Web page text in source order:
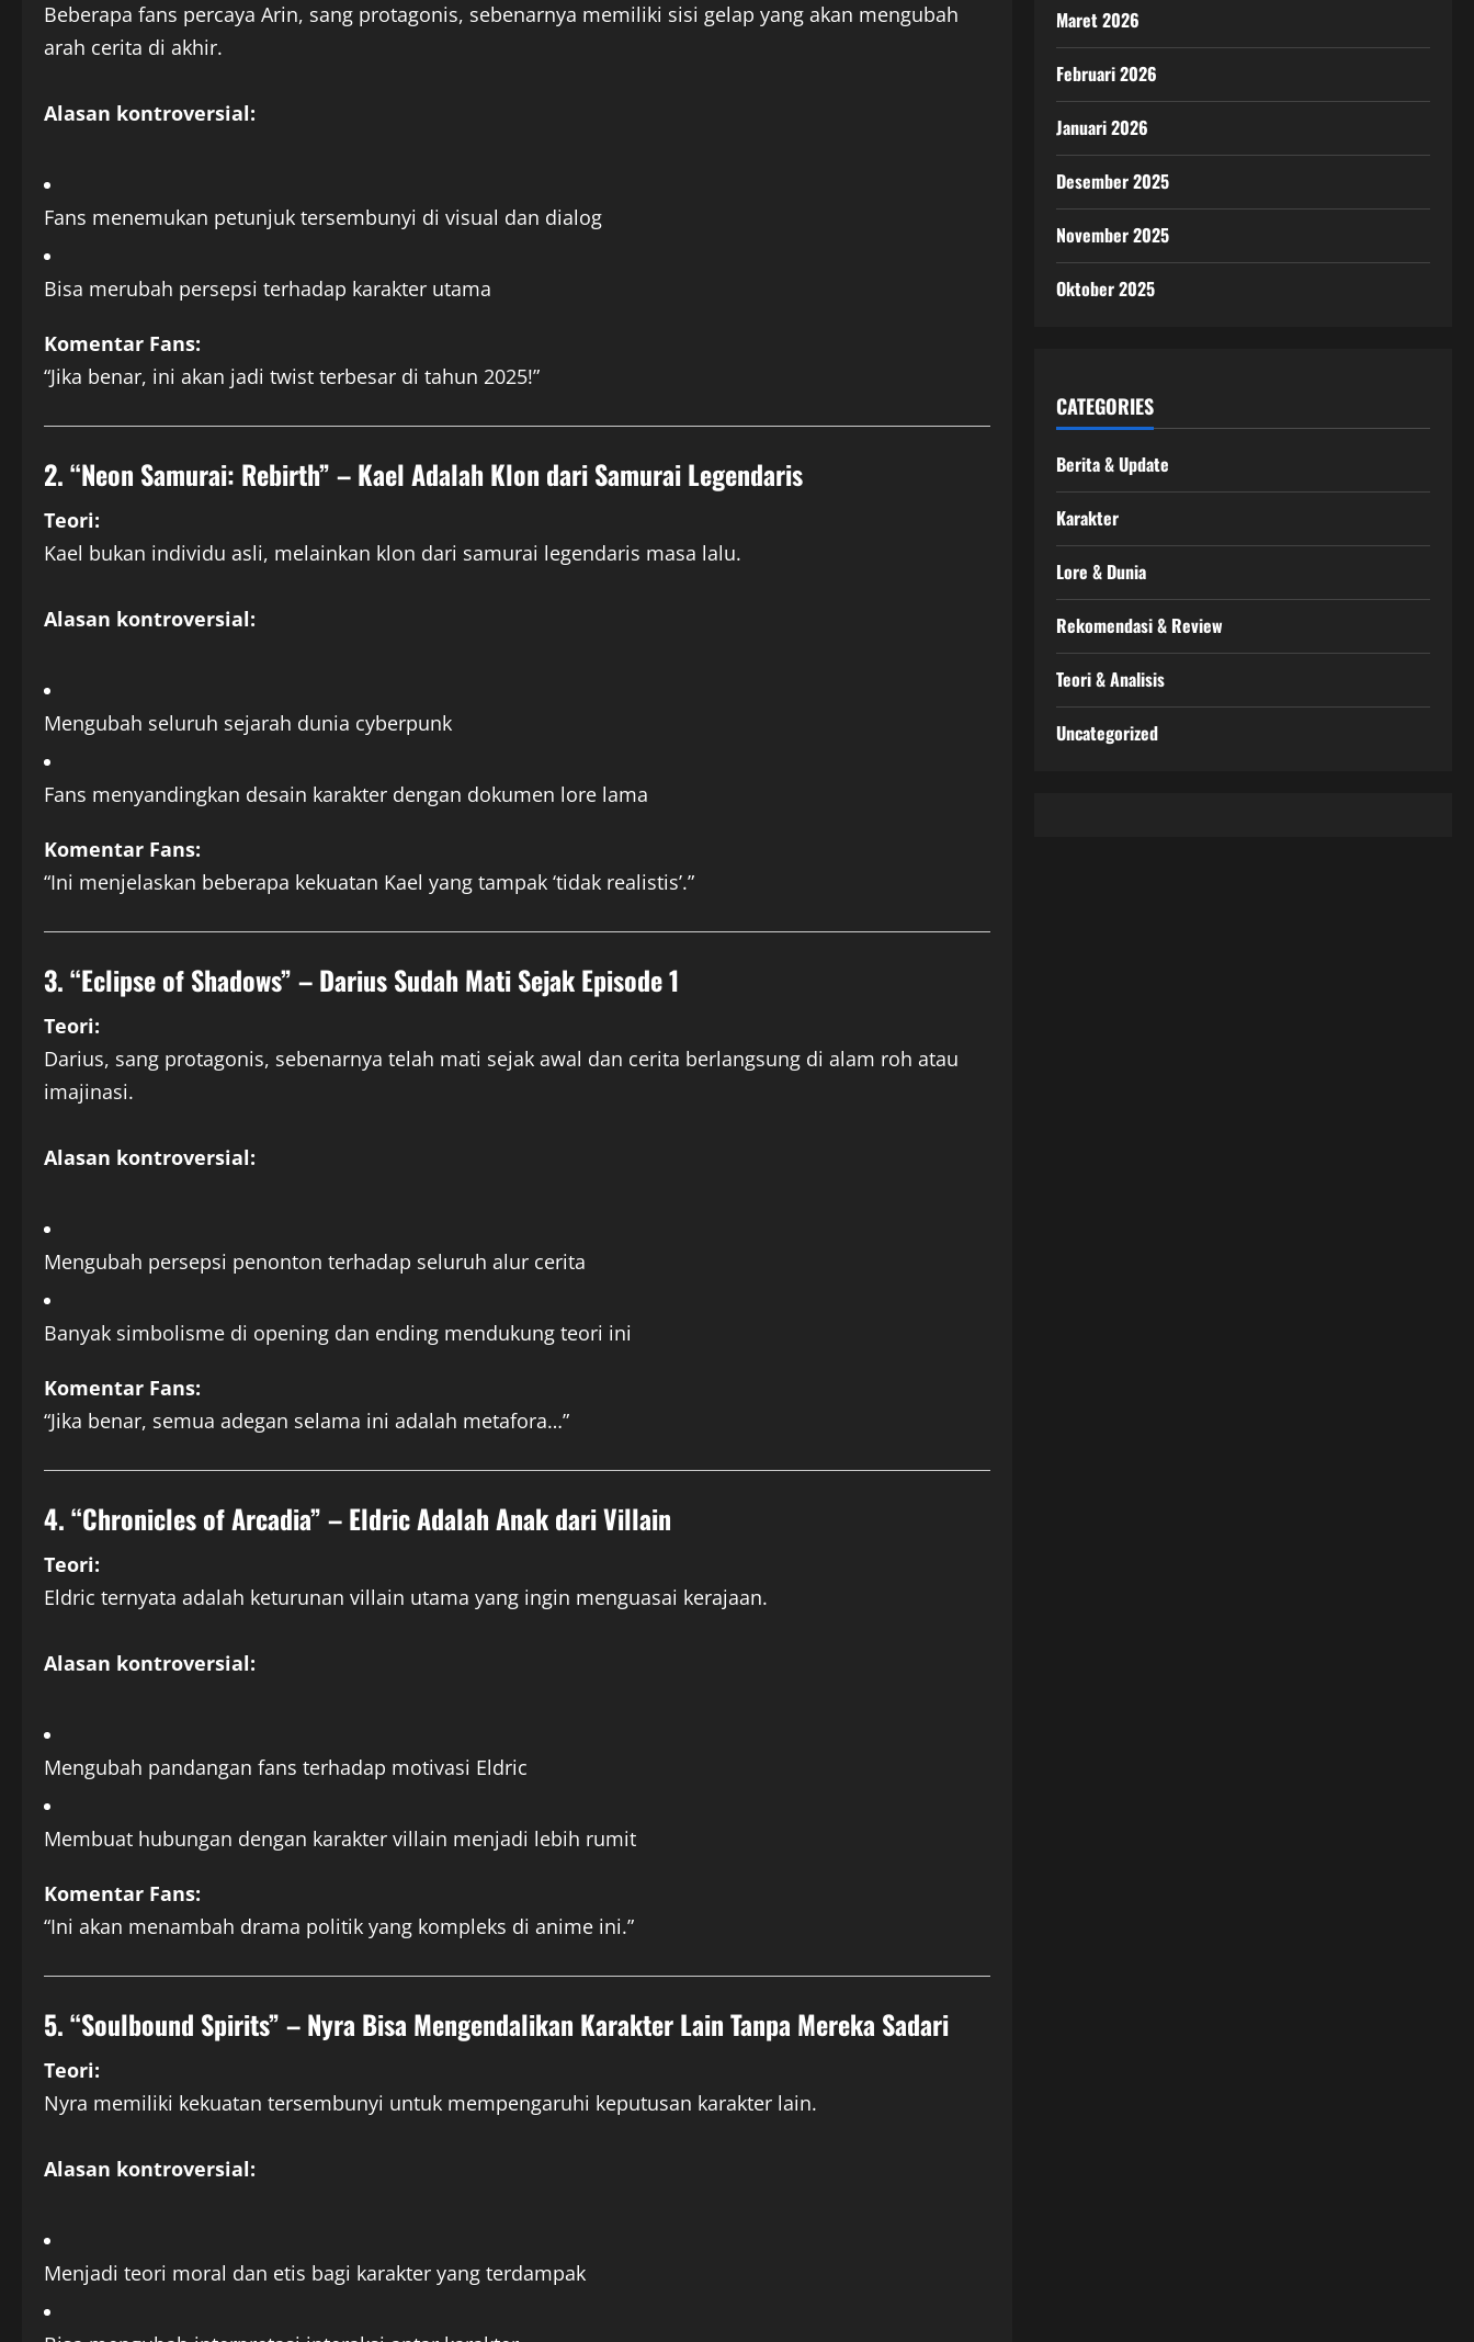
Beberapa fans percaya Arin, sang protagonis, sebenarnya memiliki sisi gelap yang akan mengubah
arah cerita di akhir.
Alasan kontroversial:
Fans menemukan petunjuk tersembunyi di visual dan dialog
Bisa merubah persepsi terhadap karakter utama
Komentar Fans:
“Jika benar, ini akan jadi twist terbesar di tahun 2025!”
2. “Neon Samurai: Rebirth” – Kael Adalah Klon dari Samurai Legendaris
Teori:
Kael bukan individu asli, melainkan klon dari samurai legendaris masa lalu.
Alasan kontroversial:
Mengubah seluruh sejarah dunia cyberpunk
Fans menyandingkan desain karakter dengan dokumen lore lama
Komentar Fans:
“Ini menjelaskan beberapa kekuatan Kael yang tampak ‘tidak realistis’.”
3. “Eclipse of Shadows” – Darius Sudah Mati Sejak Episode 1
Teori:
Darius, sang protagonis, sebenarnya telah mati sejak awal dan cerita berlangsung di alam roh atau
imajinasi.
Alasan kontroversial:
Mengubah persepsi penonton terhadap seluruh alur cerita
Banyak simbolisme di opening dan ending mendukung teori ini
Komentar Fans:
“Jika benar, semua adegan selama ini adalah metafora…”
4. “Chronicles of Arcadia” – Eldric Adalah Anak dari Villain
Teori:
Eldric ternyata adalah keturunan villain utama yang ingin menguasai kerajaan.
Alasan kontroversial:
Mengubah pandangan fans terhadap motivasi Eldric
Membuat hubungan dengan karakter villain menjadi lebih rumit
Komentar Fans:
“Ini akan menambah drama politik yang kompleks di anime ini.”
5. “Soulbound Spirits” – Nyra Bisa Mengendalikan Karakter Lain Tanpa Mereka Sadari
Teori:
Nyra memiliki kekuatan tersembunyi untuk mempengaruhi keputusan karakter lain.
Alasan kontroversial:
Menjadi teori moral dan etis bagi karakter yang terdampak
Maret 2026
Februari 2026
Januari 2026
Desember 2025
November 2025
Oktober 2025
CATEGORIES
Berita & Update
Karakter
Lore & Dunia
Rekomendasi & Review
Teori & Analisis
Uncategorized